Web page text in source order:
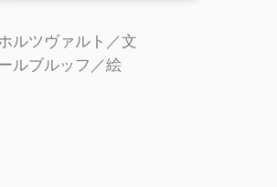
ルツヴァルト／文
ルブルッフ／絵